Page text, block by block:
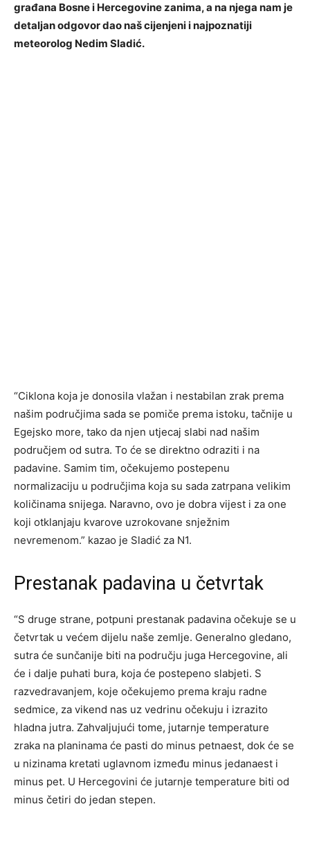
građana Bosne i Hercegovine zanima, a na njega nam je
detaljan odgovor dao naš cijenjeni i najpoznatiji
meteorolog Nedim Sladić.
“Ciklona koja je donosila vlažan i nestabilan zrak prema
našim područjima sada se pomiče prema istoku, tačnije u
Egejsko more, tako da njen utjecaj slabi nad našim
područjem od sutra. To će se direktno odraziti i na
padavine. Samim tim, očekujemo postepenu
normalizaciju u područjima koja su sada zatrpana velikim
količinama snijega. Naravno, ovo je dobra vijest i za one
koji otklanjaju kvarove uzrokovane snježnim
nevremenom.” kazao je Sladić za N1.
Prestanak padavina u četvrtak
“S druge strane, potpuni prestanak padavina očekuje se u
četvrtak u većem dijelu naše zemlje. Generalno gledano,
sutra će sunčanije biti na području juga Hercegovine, ali
će i dalje puhati bura, koja će postepeno slabjeti. S
razvedravanjem, koje očekujemo prema kraju radne
sedmice, za vikend nas uz vedrinu očekuju i izrazito
hladna jutra. Zahvaljujući tome, jutarnje temperature
zraka na planinama će pasti do minus petnaest, dok će se
u nizinama kretati uglavnom između minus jedanaest i
minus pet. U Hercegovini će jutarnje temperature biti od
minus četiri do jedan stepen.